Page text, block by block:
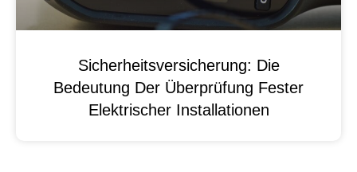
Sicherheitsversicherung: Die
Bedeutung Der Überprüfung Fester
Elektrischer Installationen